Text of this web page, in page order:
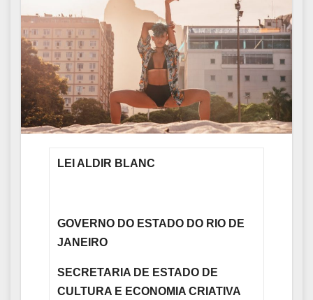
LEI ALDIR BLANC
GOVERNO DO ESTADO DO RIO DE
JANEIRO
SECRETARIA DE ESTADO DE
CULTURA E ECONOMIA CRIATIVA